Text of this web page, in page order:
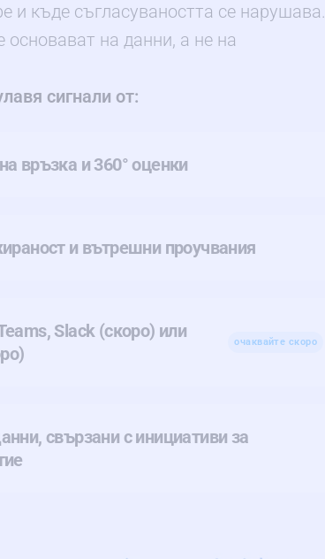
и къде съгласуваността се нарушава.
основават на данни, а не на
сигнали от:
връзка и 360° оценки
и вътрешни проучвания
Slack (скоро) или
очаквайте скоро
свързани с инициативи за